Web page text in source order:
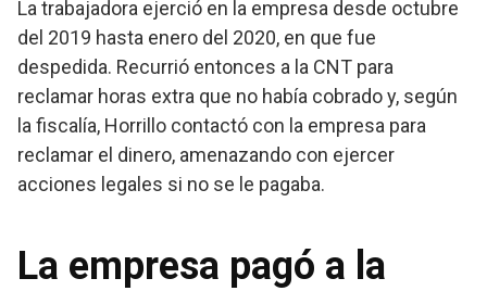
La trabajadora ejerció en la empresa desde octubre
del 2019 hasta enero del 2020, en que fue
despedida. Recurrió entonces a la CNT para
reclamar horas extra que no había cobrado y, según
la fiscalía, Horrillo contactó con la empresa para
reclamar el dinero, amenazando con ejercer
acciones legales si no se le pagaba.
La empresa pagó a la